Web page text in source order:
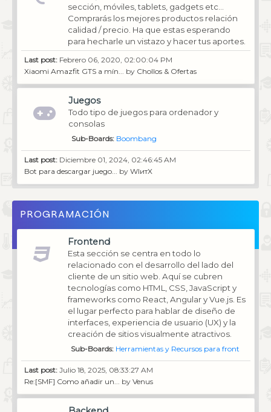
sección, móviles, tablets, gadgets etc...
Comprarás los mejores productos relación
calidad / precio. Ha que estas esperando
para hecharle un vistazo y hacer tus aportes.
Last post: Febrero 06, 2020, 02:00:04 PM
Xiaomi Amazfit GTS a mín... by Chollos & Ofertas
Juegos
Todo tipo de juegos para ordenador y
consolas
Sub-Boards Boombang
Last post: Diciembre 01, 2024, 02:46:45 AM
Bot para descargar juego... by WIитX
PROGRAMACIÓN
Frontend
Esta sección se centra en todo lo
relacionado con el desarrollo del lado del
cliente de un sitio web. Aquí se cubren
tecnologías como HTML, CSS, JavaScript y
frameworks como React, Angular y Vue.js. Es
el lugar perfecto para hablar de diseño de
interfaces, experiencia de usuario (UX) y la
creación de sitios visualmente atractivos.
Sub-Boards Herramientas y Recursos para front
Last post: Julio 18, 2025, 08:33:27 AM
Re:[SMF] Como añadir un...
by Venus